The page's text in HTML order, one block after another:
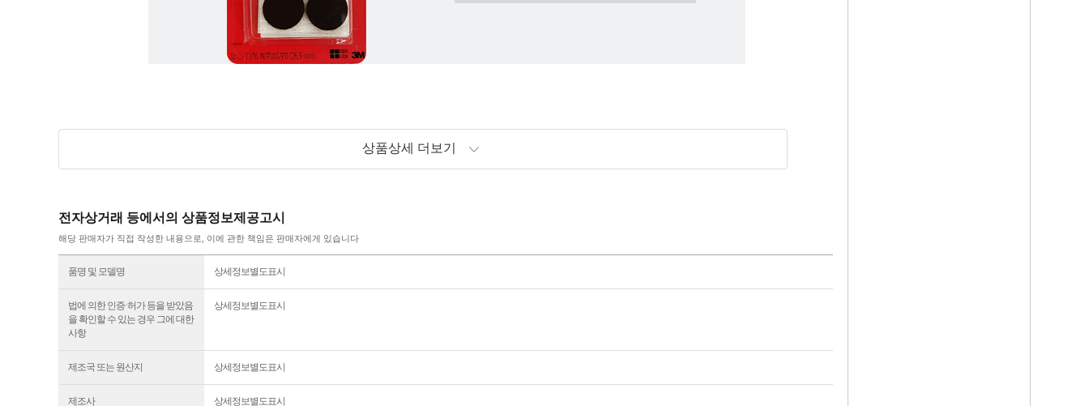
상품상세 더보기
전자상거래 등에서의 상품정보제공고시
해당 판매자가 직접 작성한 내용으로, 이에 관한 책임은 판매자에게 있습니다
품명 및 모델명 상세정보별도표시
법에 의한 인증·허가 등을 받았음
을 확인할 수 있는 경우 그에 대한
사항
상세정보별도표시
제조국 또는 원산지 상세정보별도표시
제조사 상세정보별도표시